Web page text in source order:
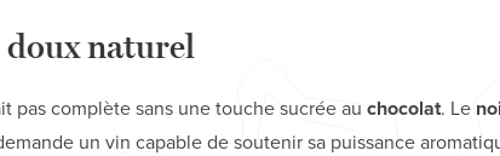
naturel
pas complète sans une touche sucrée au chocolat. Le
un vin capable de soutenir sa puissance